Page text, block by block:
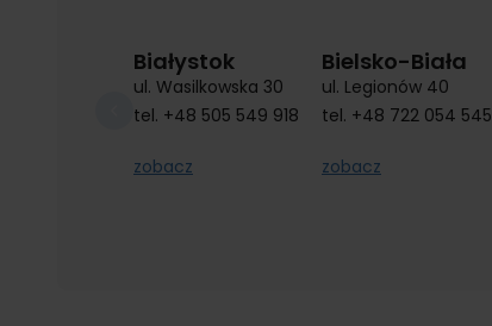
Białystok
ul. Wasilkowska 30
tel. +48 505 549 918
zobacz
Bielsko-Biała
ul. Legionów 40
tel. +48 722 054 545
zobacz